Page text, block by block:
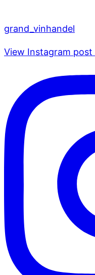
grand_vinhandel
View Instagram